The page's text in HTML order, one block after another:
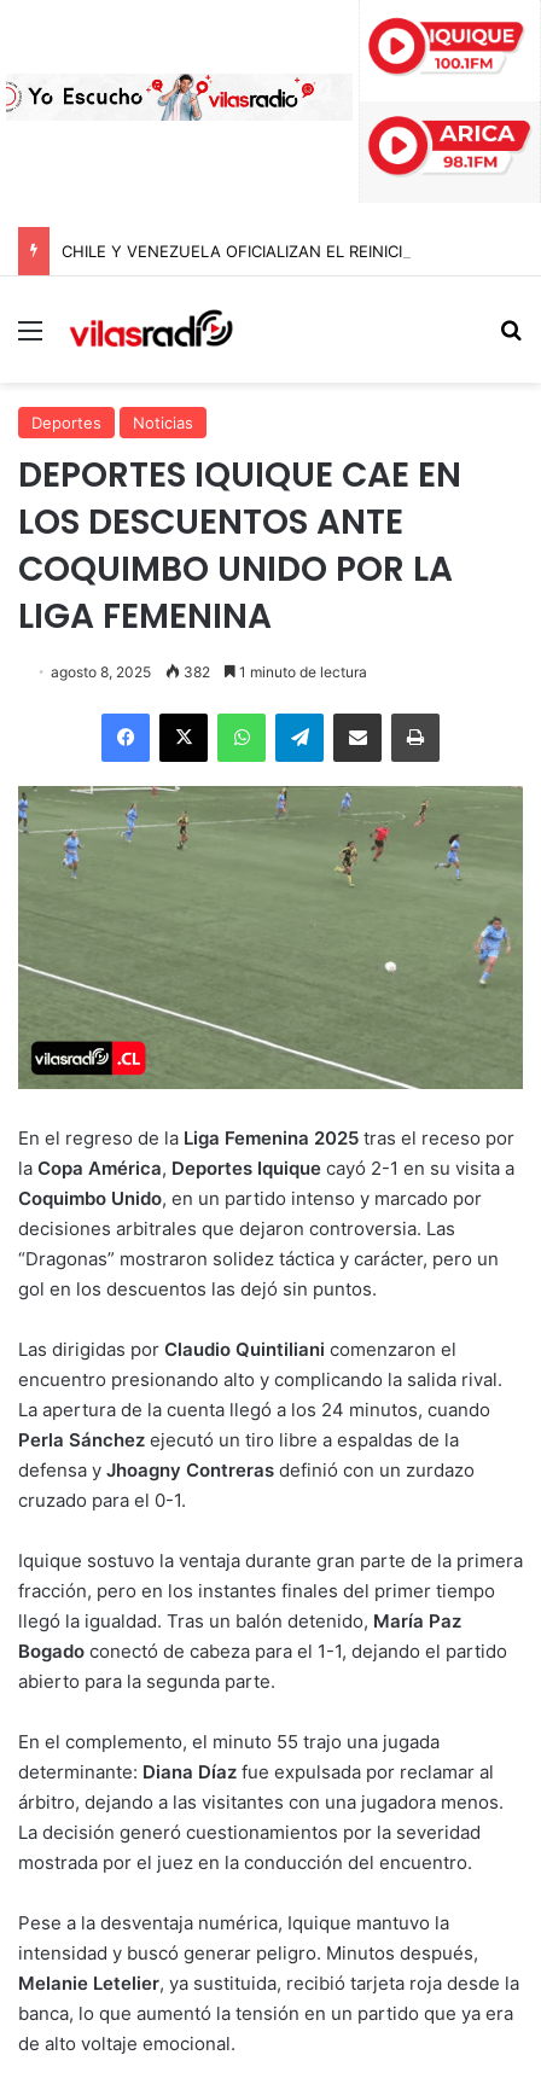
Menú
Deportes Noticias
DEPORTES IQUIQUE CAE EN
LOS DESCUENTOS ANTE
COQUIMBO UNIDO POR LA
LIGA FEMENINA
agosto 8, 2025 382 1 minuto de lectura
Facebook
X WhatsAppTelegramEnviar vía email Imprimir
En el regreso de la Liga Femenina 2025 tras el receso por
la Copa América, Deportes Iquique cayó 2-1 en su visita a
Coquimbo Unido, en un partido intenso y marcado por
decisiones arbitrales que dejaron controversia. Las
“Dragonas” mostraron solidez táctica y carácter, pero un
gol en los descuentos las dejó sin puntos.
Las dirigidas por Claudio Quintiliani comenzaron el
encuentro presionando alto y complicando la salida rival.
La apertura de la cuenta llegó a los 24 minutos, cuando
Perla Sánchez ejecutó un tiro libre a espaldas de la
defensa y Jhoagny Contreras definió con un zurdazo
cruzado para el 0-1.
Iquique sostuvo la ventaja durante gran parte de la primera
fracción, pero en los instantes finales del primer tiempo
llegó la igualdad. Tras un balón detenido, María Paz
Bogado conectó de cabeza para el 1-1, dejando el partido
abierto para la segunda parte.
En el complemento, el minuto 55 trajo una jugada
determinante: Diana Díaz fue expulsada por reclamar al
árbitro, dejando a las visitantes con una jugadora menos.
La decisión generó cuestionamientos por la severidad
mostrada por el juez en la conducción del encuentro.
Pese a la desventaja numérica, Iquique mantuvo la
intensidad y buscó generar peligro. Minutos después,
Melanie Letelier, ya sustituida, recibió tarjeta roja desde la
banca, lo que aumentó la tensión en un partido que ya era
de alto voltaje emocional.